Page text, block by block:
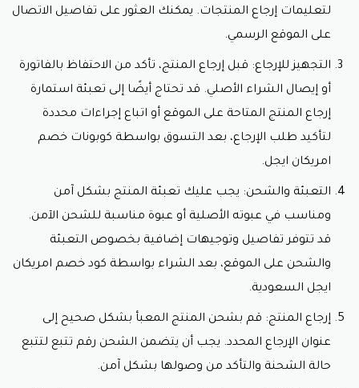
لتعليمات إرجاع المنتجات. يمكنك العثور على تفاصيل الاتصال
على الموقع الرسمي.
التجهيز للإرجاع: قبل إرجاع المنتج، تأكد من الاحتفاظ بالفاتورة
أو إيصال الشراء الأصلي. قد تحتاج أيضًا إلى تعبئة استمارة
إرجاع المنتج المتاحة على الموقع أو اتباع إجراءات محددة
لتأكيد طلب الإرجاع، بعد التسوق بواسطة كوبونات خصم
امريكان ايجل.
التعبئة والشحن: يجب عليك تعبئة المنتج بشكل آمن
ومناسب في عبوته الأصلية أو عبوة مناسبة للشحن الآمن.
قد تتوفر تفاصيل وتوجيهات إضافية بخصوص التعبئة
والشحن على الموقع، بعد الشراء بواسطة كود خصم امريكان
ايجل السعودية.
إرجاع المنتج: قم بشحن المنتج المعبأ بشكل صحيح إلى
عنوان الإرجاع المحدد. يجب أن يتضمن الشحن رقم تتبع لتتبع
حالة الشحنة والتأكد من وصولها بشكل آمن.